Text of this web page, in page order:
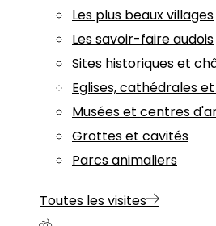
Les plus beaux villages
Les savoir-faire audois
Sites historiques et
Eglises, cathédrales
Musées et centres
Grottes et cavités
Parcs animaliers
Toutes les visites